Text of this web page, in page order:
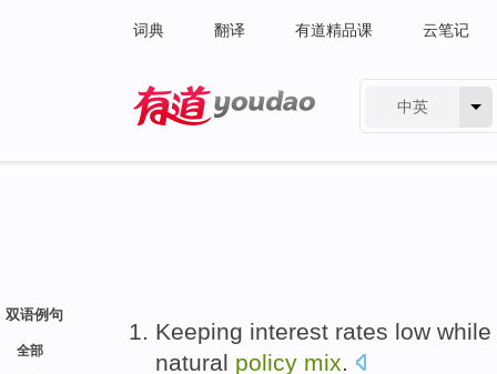
词典 翻译 有道精品课 云笔记
中英
双语例句
全部
Keeping interest rates low while
natural policy mix.